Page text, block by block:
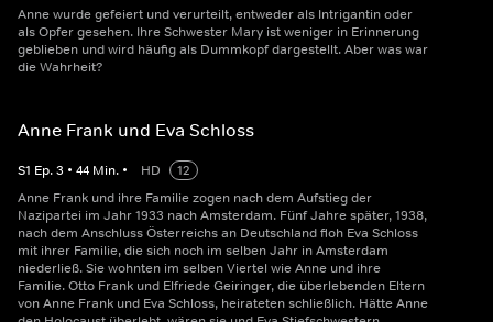
Anne wurde gefeiert und verurteilt, entweder als Intrigantin oder
als Opfer gesehen. Ihre Schwester Mary ist weniger in Erinnerung
geblieben und wird häufig als Dummkopf dargestellt. Aber was war
die Wahrheit?
Anne Frank und Eva Schloss
S1 Ep.3 • 44 Min. • HD
12
Anne Frank und ihre Familie zogen nach dem Aufstieg der
Nazipartei im Jahr 1933 nach Amsterdam. Fünf Jahre später, 1938,
nach dem Anschluss Österreichs an Deutschland floh Eva Schloss
mit ihrer Familie, die sich noch im selben Jahr in Amsterdam
niederließ. Sie wohnten im selben Viertel wie Anne und ihre
Familie. Otto Frank und Elfriede Geiringer, die überlebenden Eltern
von Anne Frank und Eva Schloss, heirateten schließlich. Hätte Anne